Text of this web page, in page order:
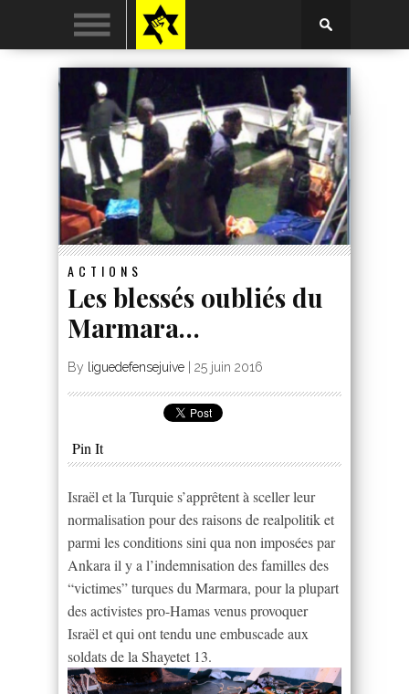
ACTIONS
Les blessés oubliés du
Marmara…
By liguedefensejuive 25 juin 2016
Pin It
Israël et la Turquie s’apprêtent à sceller leur
normalisation pour des raisons de realpolitik et
parmi les conditions sini qua non imposées par
Ankara il y a l’indemnisation des familles des
“victimes” turques du Marmara, pour la plupart
des activistes pro-Hamas venus provoquer
Israël et qui ont tendu une embuscade aux
soldats de la Shayetet 13.